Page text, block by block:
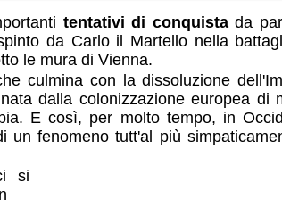
tentativi di conquistada
da Carlo il Martello nella
le mura di Vienna.
culmina con la dissoluzione
dalla colonizzazione europea di
E così, per molto tempo, in
un fenomeno tutt'al più
si